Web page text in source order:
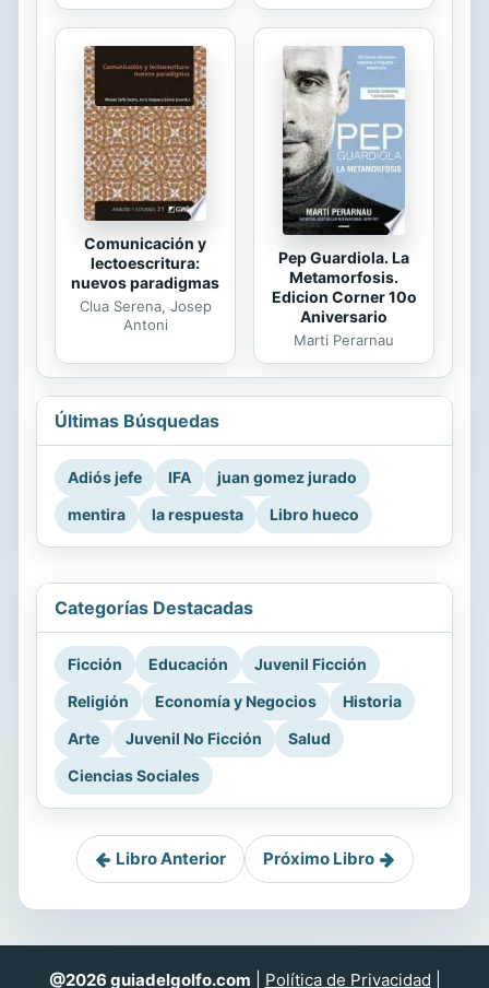
Comunicación y
lectoescritura:
nuevos paradigmas
Clua Serena, Josep
Antoni
Pep Guardiola. La
Metamorfosis.
Edicion Corner 10o
Aniversario
Marti Perarnau
Últimas Búsquedas
Adiós jefe IFA
juan gomez jurado
mentira
la respuesta Libro hueco
Categorías Destacadas
Ficción Educación
Juvenil Ficción
Religión
Economía y Negocios
Historia
Arte
Juvenil No Ficción
Salud
Ciencias Sociales
Libro Anterior Próximo Libro
@2026 guiadelgolfo.com Política de Privacidad